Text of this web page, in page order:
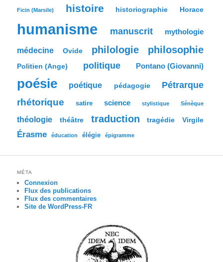
Ficin (Marsile) histoire historiographie Horace
humanisme manuscrit mythologie
médecine Ovide philologie philosophie
Politien (Ange) politique Pontano (Giovanni)
poésie poétique pédagogie Pétrarque
rhétorique satire science stylistique Sénèque
théologie théâtre traduction tragédie Virgile
Érasme éducation élégie épigramme
MÉTA
Connexion
Flux des publications
Flux des commentaires
Site de WordPress-FR